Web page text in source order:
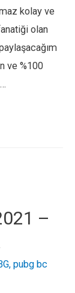
kolay ve
olan
ve %100
–
, pubg bc